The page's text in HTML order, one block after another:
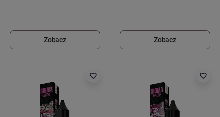
Zobacz Zobacz
favorite_border favorite_border